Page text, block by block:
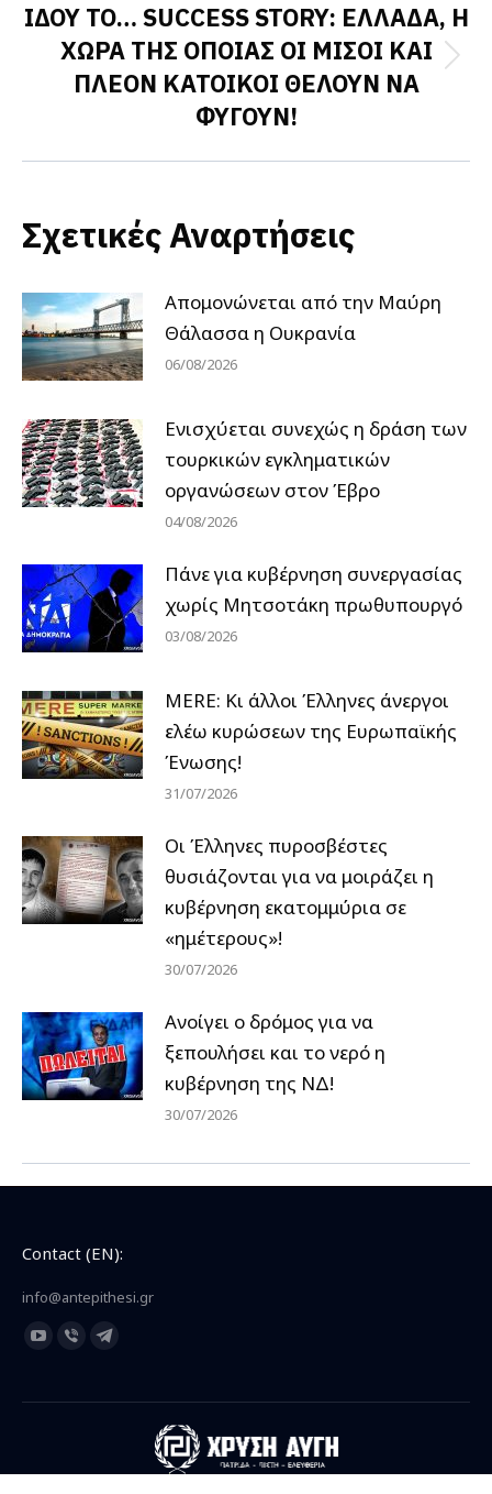
Next
post:
ΙΔΟΥ ΤΟ… SUCCESS STORY: ΕΛΛΑΔΑ, Η
ΧΩΡΑ ΤΗΣ ΟΠΟΙΑΣ ΟΙ ΜΙΣΟΙ ΚΑΙ
ΠΛΕΟΝ ΚΑΤΟΙΚΟΙ ΘΕΛΟΥΝ ΝΑ
ΦΥΓΟΥΝ!
Σχετικές Αναρτήσεις
Απομονώνεται από την Μαύρη
Θάλασσα η Ουκρανία
06/08/2026
Ενισχύεται συνεχώς η δράση των
τουρκικών εγκληματικών
οργανώσεων στον Έβρο
04/08/2026
Πάνε για κυβέρνηση συνεργασίας
χωρίς Μητσοτάκη πρωθυπουργό
03/08/2026
MERE: Κι άλλοι Έλληνες άνεργοι
ελέω κυρώσεων της Ευρωπαϊκής
Ένωσης!
31/07/2026
Οι Έλληνες πυροσβέστες
θυσιάζονται για να μοιράζει η
κυβέρνηση εκατομμύρια σε
«ημέτερους»!
30/07/2026
Ανοίγει ο δρόμος για να
ξεπουλήσει και το νερό η
κυβέρνηση της ΝΔ!
30/07/2026
Contact (EN):
info@antepithesi.gr
Find us on:
YouTube
opens
Viber
opens
Telegram
opens